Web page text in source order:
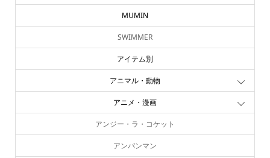
MUMIN
SWIMMER
アイテム別
アニマル・動物
アニメ・漫画
アンジー・ラ・コケット
アンパンマン